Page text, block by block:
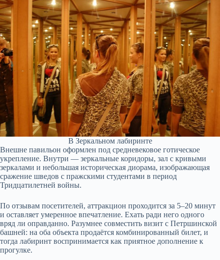
В Зеркальном лабиринте
Внешне павильон оформлен под средневековое готическое
укрепление. Внутри — зеркальные коридоры, зал с кривыми
зеркалами и небольшая историческая диорама, изображающая
сражение шведов с пражскими студентами в период
Тридцатилетней войны.
По отзывам посетителей, аттракцион проходится за 5–20 минут
и оставляет умеренное впечатление. Ехать ради него одного
вряд ли оправданно. Разумнее совместить визит с Петршинской
башней: на оба объекта продаётся комбинированный билет, и
тогда лабиринт воспринимается как приятное дополнение к
прогулке.